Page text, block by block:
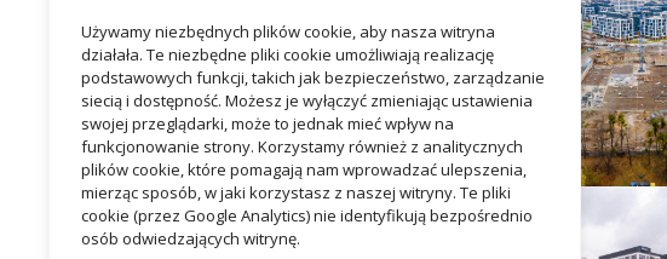
Używamy niezbędnych plików cookie, aby nasza witryna
działała. Te niezbędne pliki cookie umożliwiają realizację
podstawowych funkcji, takich jak bezpieczeństwo, zarządzanie
siecią i dostępność. Możesz je wyłączyć zmieniając ustawienia
swojej przeglądarki, może to jednak mieć wpływ na
funkcjonowanie strony. Korzystamy również z analitycznych
plików cookie, które pomagają nam wprowadzać ulepszenia,
mierząc sposób, w jaki korzystasz z naszej witryny. Te pliki
cookie (przez Google Analytics) nie identyfikują bezpośrednio
osób odwiedzających witrynę.